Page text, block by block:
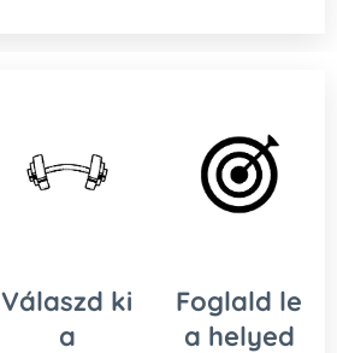
Válaszd ki
a
Foglald le
a helyed